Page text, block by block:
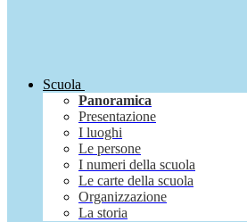
Scuola
Panoramica
Presentazione
I luoghi
Le persone
I numeri della scuola
Le carte della scuola
Organizzazione
La storia